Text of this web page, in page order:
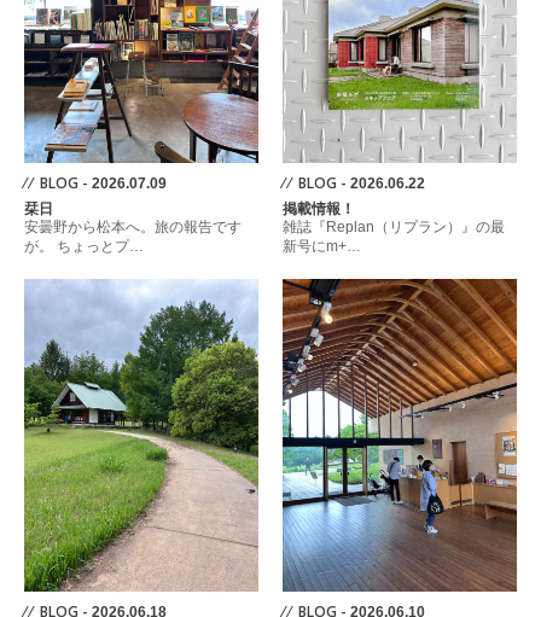
⁄ ⁄ BLOG - 2026.07.09
栞日
安曇野から松本へ。旅の報告です
が。 ちょっとプ…
⁄ ⁄ BLOG - 2026.06.22
掲載情報！
雑誌『Replan（リプラン）』の最
新号にm+…
⁄ ⁄ BLOG - 2026.06.18
⁄ ⁄ BLOG - 2026.06.10